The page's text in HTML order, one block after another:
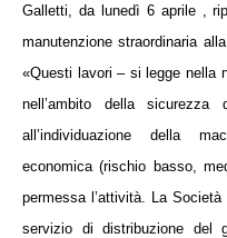
Galletti, da lunedì 6 aprile ,
manutenzione straordinaria
«Questi lavori – si legge nella
nell’ambito della
all’individuazione della
economica (rischio basso,
permessa l’attività.
La
servizio di distribuzione del